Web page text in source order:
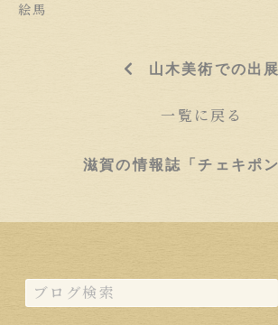
絵馬
山木美術での出展
一覧に戻る
滋賀の情報誌「チェキポン